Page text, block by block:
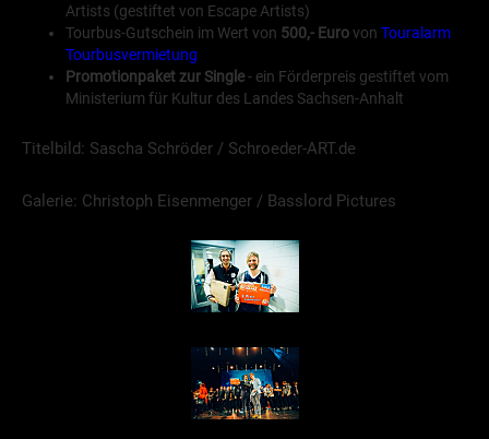
Artists (gestiftet von Escape Artists)
Tourbus-Gutschein im Wert von 500,- Eurovon Touralarm
Tourbusvermietung
Promotionpaket zur Single- ein Förderpreis gestiftet vom
Ministerium für Kultur des Landes Sachsen-Anhalt
Titelbild: Sascha Schröder / Schroeder-ART.de
Galerie: Christoph Eisenmenger / Basslord Pictures